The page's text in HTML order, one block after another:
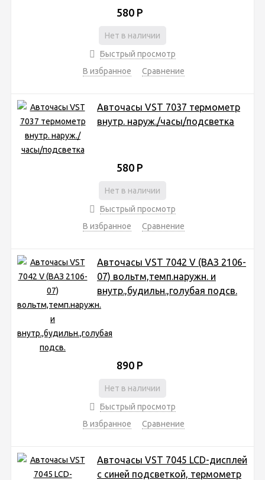
580 Р
Нет в наличии
Быстрый просмотр
В избранное
Сравнение
Авточасы VST 7037 термометр
внутр. наруж./часы/подсветка
580 Р
Нет в наличии
Быстрый просмотр
В избранное
Сравнение
Авточасы VST 7042 V (ВАЗ 2106-
07) вольтм,темп.наружн. и
внутр.,будильн.,голубая подсв.
890 Р
Нет в наличии
Быстрый просмотр
В избранное
Сравнение
Авточасы VST 7045 LCD-дисплей
с синей подсветкой, термометр